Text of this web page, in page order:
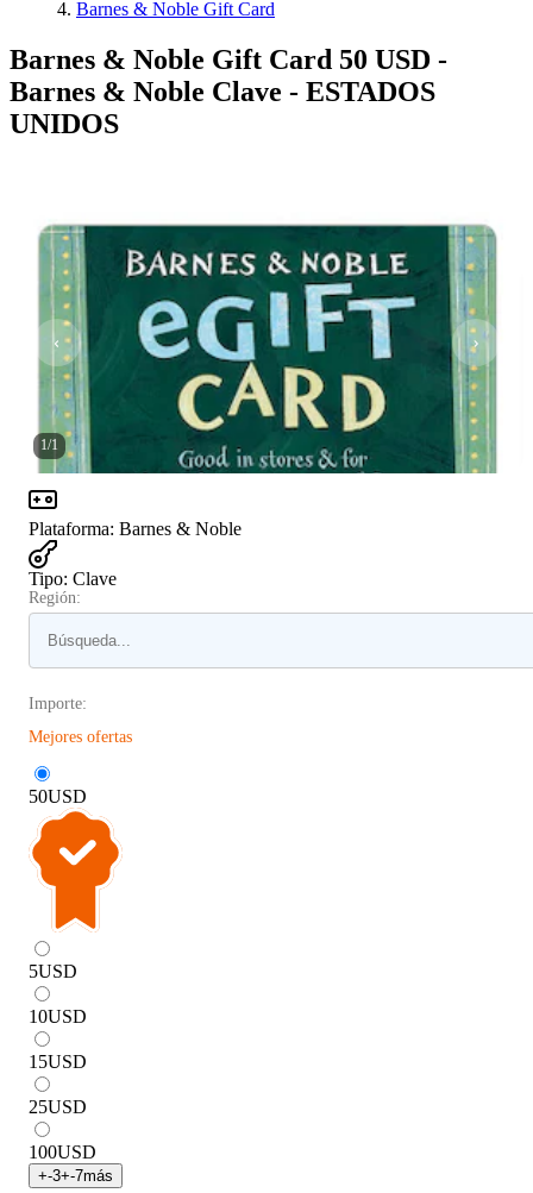
Barnes & Noble Gift Card
Barnes & Noble Gift Card 50 USD -
Barnes & Noble Clave - ESTADOS
UNIDOS
1/1
Plataforma: Barnes & Noble
Tipo: Clave
Región:
Importe:
Mejores ofertas
50USD
5USD
10USD
15USD
25USD
100USD
+-3+-7más